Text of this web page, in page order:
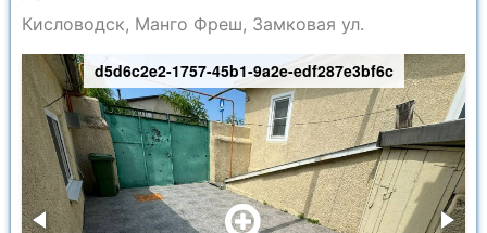
Кисловодск, Манго Фреш, Замковая ул.
d5d6c2e2-1757-45b1-9a2e-edf287e3bf6c